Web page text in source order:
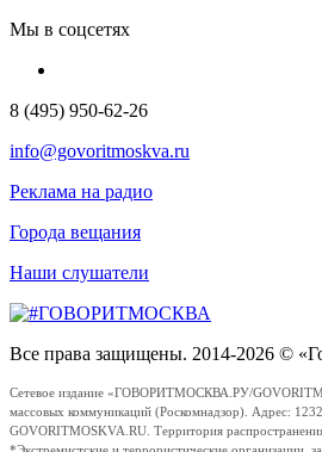
Мы в соцсетях
8 (495) 950-62-26
info@govoritmoskva.ru
Реклама на радио
Города вещания
Наши слушатели
Все права защищены. 2014-2026 ©
Сетевое издание «ГОВОРИТМОСКВА.РУ/
массовых коммуникаций (Роскомнадзор). Адрес:
GOVORITMOSKVA.RU. Территория